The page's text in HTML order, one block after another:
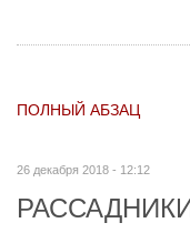
ПОЛНЫЙ АБЗАЦ
26 декабря 2018 - 12:12